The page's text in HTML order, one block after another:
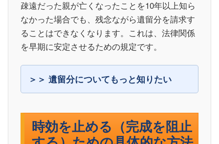
疎遠だった親が亡くなったことを10年以上知ら
なかった場合でも、残念ながら遺留分を請求す
ることはできなくなります。これは、法律関係
を早期に安定させるための規定です。
遺留分についてもっと知りたい
時効を止める（完成を阻止